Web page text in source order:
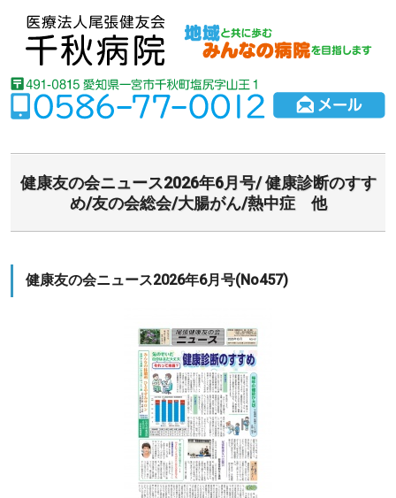
健康友の会ニュース2026年6月号/ 健康診断のすす
め/友の会総会/大腸がん/熱中症 他
健康友の会ニュース2026年6月号(No457)